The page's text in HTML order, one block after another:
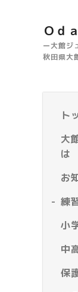
Ｏｄ
ー大館ジ
秋田県大
ト
大
は
お
練
小
中
保